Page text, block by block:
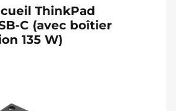
ThinkPad
C (avec boîtier
135 W)